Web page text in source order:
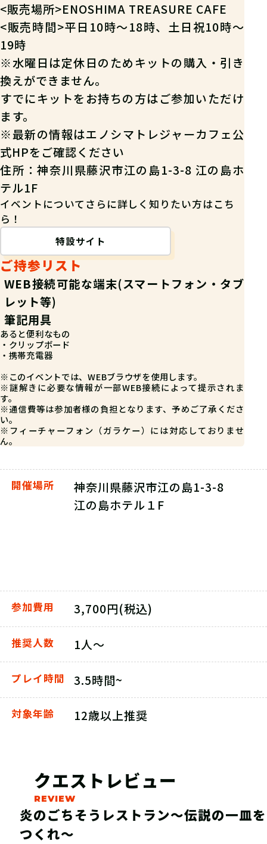
<販売場所>ENOSHIMA TREASURE CAFE
<販売時間>平日10時～18時、土日祝10時～
19時
※水曜日は定休日のためキットの購入・引き
換えができません。
すでにキットをお持ちの方はご参加いただけ
ます。
※最新の情報はエノシマトレジャーカフェ公
式HPをご確認ください
住所：神奈川県藤沢市江の島1-3-8 江の島ホ
テル1F
イベントについてさらに詳しく知りたい方はこち
ら！
特設サイト
ご持参リスト
WEB接続可能な端末(スマートフォン・タブ
レット等)
筆記用具
あると便利なもの
・クリップボード
・携帯充電器
※このイベントでは、WEBブラウザを使用します。
※謎解きに必要な情報が一部WEB接続によって提示されま
す。
※通信費等は参加者様の負担となります、予めご了承くださ
い。
※フィーチャーフォン（ガラケー）には対応しておりませ
ん。
開催場所
神奈川県藤沢市江の島1-3-8
江の島ホテル１F
参加費用 3,700円(税込)
推奨人数 1人～
プレイ時間 3.5時間~
対象年齢 12歳以上推奨
クエストレビュー
炎のごちそうレストラン〜伝説の一皿を
つくれ〜